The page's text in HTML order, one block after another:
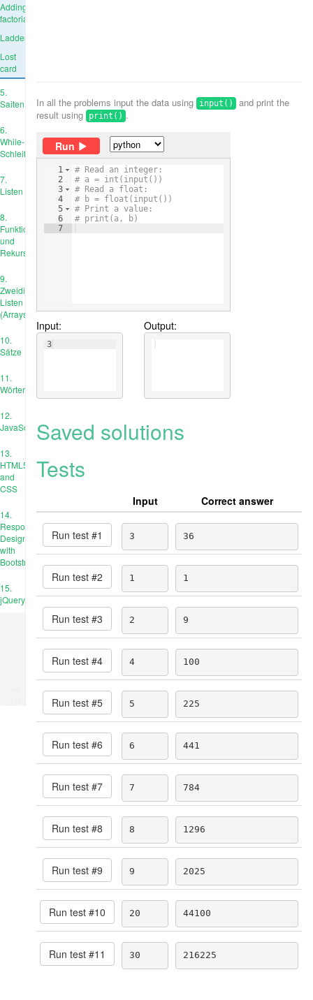
Adding
factorials
Ladder
Lost
card
5.
Saiten
6.
While-
Schleife
7.
Listen
8.
Funktionen
und
Rekursion
9.
Zweidimensionale
Listen
(Arrays)
10.
Sätze
11.
Wörterbücher
12.
JavaScript
13.
HTML5
and
CSS
14.
Responsive
Design
with
Bootstrap
15.
jQuery
In all the problems input the data using input()
and print the
result using print() .
Run
1
2
3
4
5
6
7
# Read an integer:
# a = int(input())
# Read a float:
# b = float(input())
# Print a value:
# print(a, b)
Input:
3
Output:
Saved solutions
Tests
Input Correct answer
Run test #1 3 36
Run test #2 1 1
Run test #3 2 9
Run test #4 4 100
Run test #5 5 225
Run test #6 6 441
Run test #7 7 784
Run test #8 8 1296
Run test #9 9 2025
Run test #10 20 44100
Run test #11 30 216225